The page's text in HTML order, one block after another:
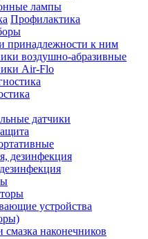
лампы
Профилактика
принадлежности к ним
воздушно-абразивные
Air-Flo
датчики
устройства
смазка наконечников